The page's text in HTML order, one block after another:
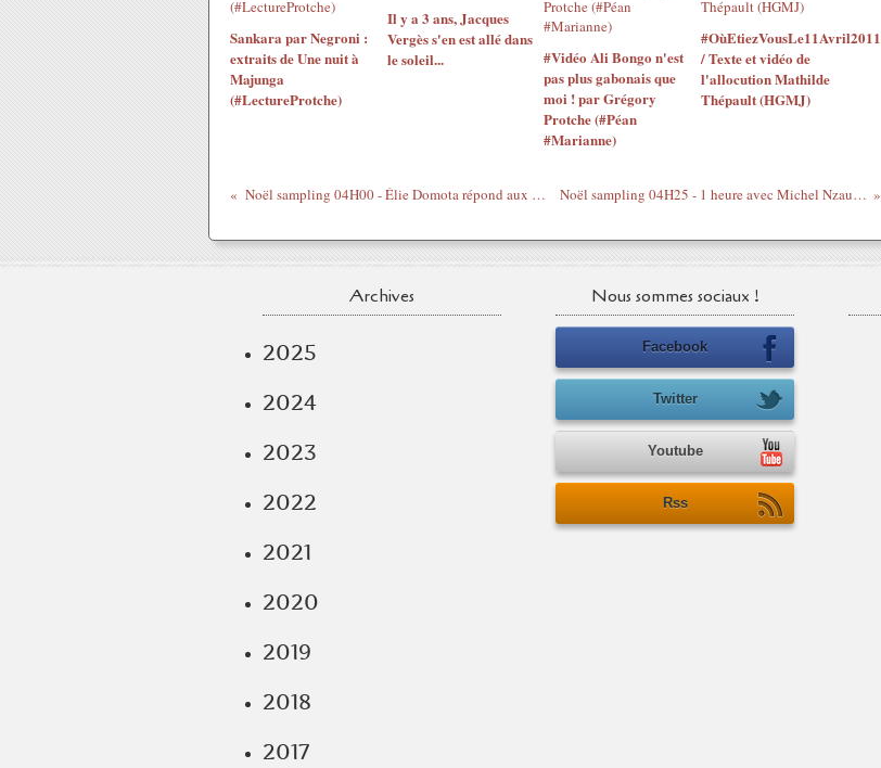
Sankara par Negroni :
extraits de Une nuit à
Majunga
(#LectureProtche)
Il y a 3 ans, Jacques
Vergès s'en est allé dans
le soleil...
#Vidéo Ali Bongo n'est
pas plus gabonais que
moi ! par Grégory
Protche (#Péan
#Marianne)
#OùEtiezVousLe11Avril2011
/ Texte et vidéo de
l'allocution Mathilde
Thépault (HGMJ)
Noël sampling 04H00 - Élie Domota répond aux questions du Gri-Gri Noël sampling 04H25 - 1 heure avec Michel Nzau Vuanda (Bantunani)
Archives
2025
2024
2023
2022
2021
2020
2019
2018
2017
Nous sommes sociaux !
Facebook
Twitter
Youtube
Rss